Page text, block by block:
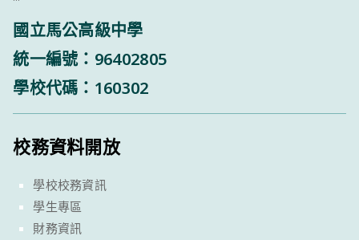
國立馬公高級中學
統一編號：96402805
學校代碼：160302
校務資料開放
學校校務資訊
學生專區
財務資訊